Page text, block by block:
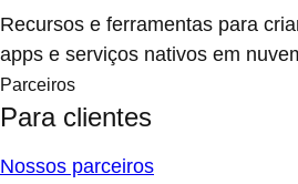
Recursos e ferramentas para
apps e serviços nativos em
Parceiros
Para clientes
Nossos parceiros